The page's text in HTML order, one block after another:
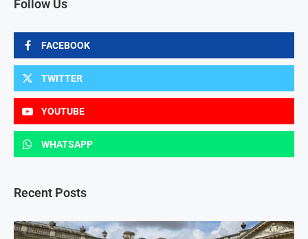
Follow Us
FACEBOOK
TWITTER
YOUTUBE
WHATSAPP
Recent Posts